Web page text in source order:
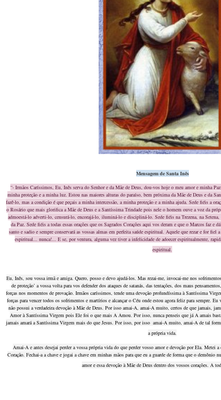
Mensagem de Santa Inês
“- Irmãos Caríssimos, Eu, Inês serva do Senhor e da Mãe de Deus, dou-vos hoje o meu amor e minha
minha proteção e a minha luz. Estou nas maiores alturas do paraíso, bem próxima da Mãe de Deus e da
fazê-lo, mas a condição é que peçais a minha intercessão, a minha proteção e a minha ajuda. Sede fiéis a
o Rosário que mais glorifica a Mãe de Deus e a Santíssima Trindade pois nele o homem ouve a voz da
admoestá-lo adverti-lo, censurá-lo, encorajá-lo, iluminá-lo e discipliná-lo. Sede fiéis na Trezena, na
da Paz. Sede fiéis a todas essas orações que os Sagrados Corações aqui vos deram e que o Marcos faz e
santo e sadio e sempre conservará as vossas almas em perfeita saúde espiritual. Aquele que rezar e for fiel
espiritual... nunca!... E se, por ventura, alguma vez tiver a infelicidade de adoecer espiritualmente,
espiritual.
Eu, Inês, sou vossa irmã e amiga. Quero, posso e devo ajudá-los. Mas rezai-me, invocai-me nos
de proteção’ a vossa volta para vos defender dos ataques de satanás, das tentações, dos maus
forças nos momentos de provação. Irmãos caríssimos, tende uma devoção profundíssima à Santíssima
forças para vencer todos os sofrimentos e martírios e alcançar o Céu onde estou agora feliz para sempre.
não possui a verdadeira devoção à Mãe de Deus. Por isso amai-A, amai-A muito, certos de que jamais,
Amor à Santíssima Virgem pois Ele foi o que mais A Amou. Por isso, nunca penseis que já A amais
jamais amará a Santíssima Virgem mais do que Jesus. Por isso, por isso amai-A muito, amai-A de tal
a própria vida.
Amai-A e antes desejai perder a vossa própria vida do que perder vosso amor e devoção por Ela. Metei
Coração. Fechai-a a chave e jogai a chave em minhas mãos para que eu a guarde de forma que o demônio
amor e essa devoção à Mãe de Deus dentro dos vossos corações. A